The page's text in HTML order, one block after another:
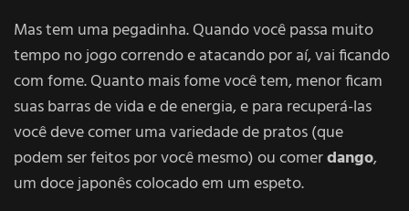
Mas tem uma pegadinha. Quando você passa muito
tempo no jogo correndo e atacando por aí, vai ficando
com fome. Quanto mais fome você tem, menor ficam
suas barras de vida e de energia, e para recuperá-las
você deve comer uma variedade de pratos (que
podem ser feitos por você mesmo) ou comerdango,
um doce japonês colocado em um espeto.